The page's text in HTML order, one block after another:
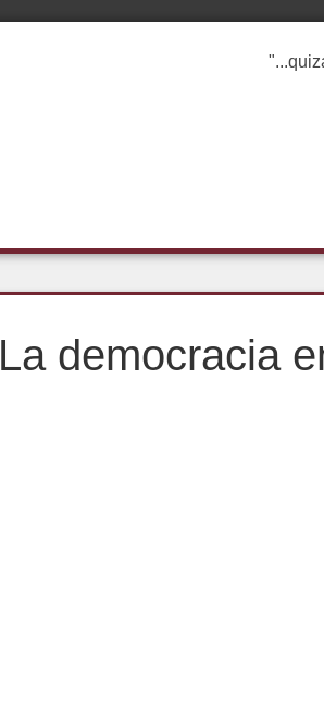
La democracia